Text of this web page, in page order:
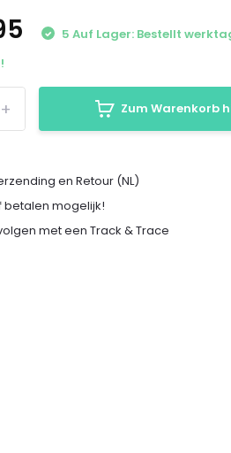
5 Auf Lager: Bestellt
+ Zum Warenkorb
en Retour (NL)
betalen mogelijk!
met een Track & Trace